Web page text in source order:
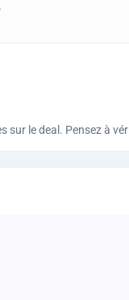
le deal. Pensez à